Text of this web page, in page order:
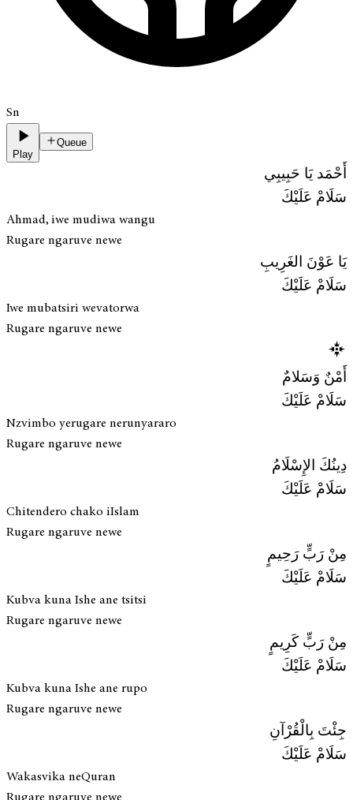
Sn
Play
Queue
أَحْمَد يَا حَبِيبِي
سَلَامْ عَلَيْكَ
Ahmad, iwe mudiwa wangu
Rugare ngaruve newe
يَا عَوْنَ الغَرِيبِ
سَلَامْ عَلَيْكَ
Iwe mubatsiri wevatorwa
Rugare ngaruve newe
أَمْنٌ وَسَلامٌ
سَلَامْ عَلَيْكَ
Nzvimbo yerugare nerunyararo
Rugare ngaruve newe
دِينُكَ الإِسْلَامُ
سَلَامْ عَلَيْكَ
Chitendero chako iIslam
Rugare ngaruve newe
مِنْ رَبٍّ رَحِيمٍ
سَلَامْ عَلَيْكَ
Kubva kuna Ishe ane tsitsi
Rugare ngaruve newe
مِنْ رَبٍّ كَرِيمٍ
سَلَامْ عَلَيْكَ
Kubva kuna Ishe ane rupo
Rugare ngaruve newe
جِئْتَ بِالْقُرْآنِ
سَلَامْ عَلَيْكَ
Wakasvika neQuran